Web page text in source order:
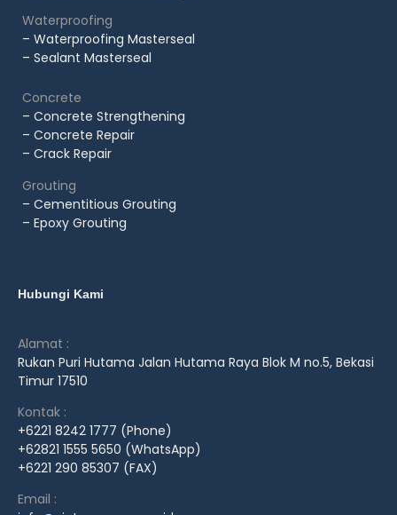
Waterproofing
– Waterproofing Masterseal
– Sealant Masterseal
Concrete
– Concrete Strengthening
– Concrete Repair
– Crack Repair
Grouting
– Cementitious Grouting
– Epoxy Grouting
Hubungi Kami
Alamat :
Rukan Puri Hutama Jalan Hutama Raya Blok M no.5, Bekasi
Timur 17510
Kontak :
+6221 8242 1777 (Phone)
+62821 1555 5650 (WhatsApp)
+6221 290 85307 (FAX)
Email :